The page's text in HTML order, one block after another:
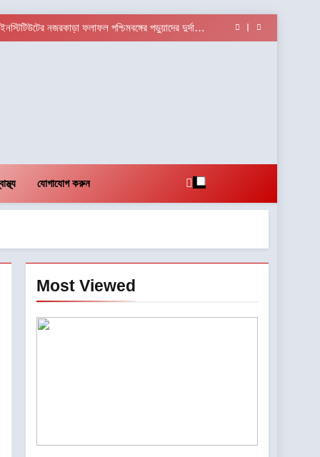
প্রথমবার টেলি-অপথ্যালমোলজির মাধ্যমে চক্ষু পরীক্ষা
নজরকাড়া ফলাফল পশ্চিমবঙ্গের পড়ুয়াদের দুর্দান্ত
সাফল্য
ভারতে অফিস রিয়েল এস্টেট খাতে বিনিয়োগের জোয়ার
নজরকাড়া ফলাফল পশ্চিমবঙ্গের পড়ুয়াদের দুর্দান্ত
যোগাযোগ করুন
Most Viewed